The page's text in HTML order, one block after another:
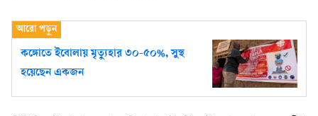
কঙ্গোতে ইবোলায় মৃত্যুহার ৩০-৫০%, সুস্থ
হয়েছেন একজন